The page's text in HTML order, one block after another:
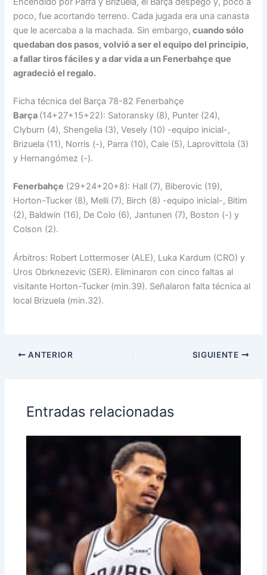
poco, fue acortando terreno. Cada jugada era una canasta
que le acercaba a la machada. Sin embargo, cuando sólo
quedaban dos pasos, volvió a ser el equipo del principio,
a fallar tiros fáciles y a dar vida a un Fenerbahçe que
agradeció el regalo.
Ficha técnica del Barça 78-82 Fenerbahçe
Barça (14+27+15+22): Satoransky (8), Punter (24),
Clyburn (4), Shengelia (3), Vesely (10) -equipo inicial-,
Brizuela (11), Norris (-), Parra (10), Cale (5), Laprovittola (3)
y Hernangómez (-).
Fenerbahçe (29+24+20+8): Hall (7), Biberovic (19),
Horton-Tucker (8), Melli (7), Birch (8) -equipo inicial-, Bitim
(2), Baldwin (16), De Colo (6), Jantunen (7), Boston (-) y
Colson (2).
Árbitros: Robert Lottermoser (ALE), Luka Kardum (CRO) y
Uros Obrknezevic (SER). Eliminaron con cinco faltas al
visitante Horton-Tucker (min.39). Señalaron falta técnica al
local Brizuela (min.32).
ANTERIOR SIGUIENTE
Entradas relacionadas